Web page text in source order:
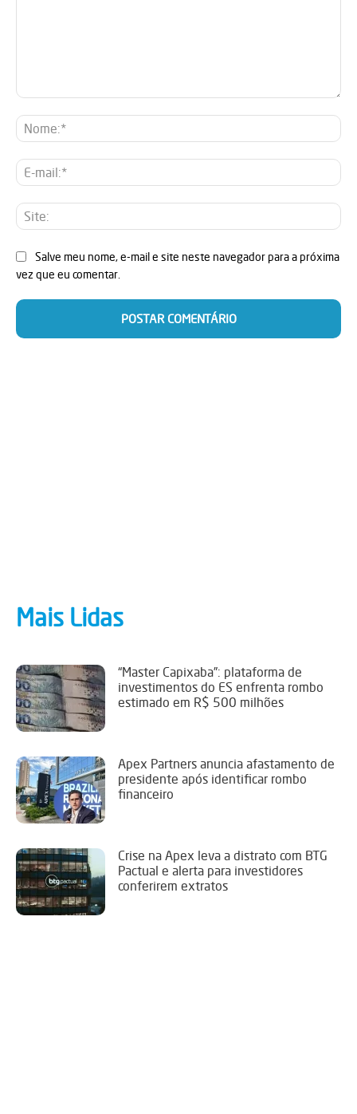
E-
Salve meu nome, e-mail e site neste navegador para a próxima
vez que eu comentar.
Mais Lidas
“Master Capixaba”: plataforma de
investimentos do ES enfrenta rombo
estimado em R$ 500 milhões
Apex Partners anuncia afastamento de
presidente após identificar rombo
financeiro
Crise na Apex leva a distrato com BTG
Pactual e alerta para investidores
conferirem extratos